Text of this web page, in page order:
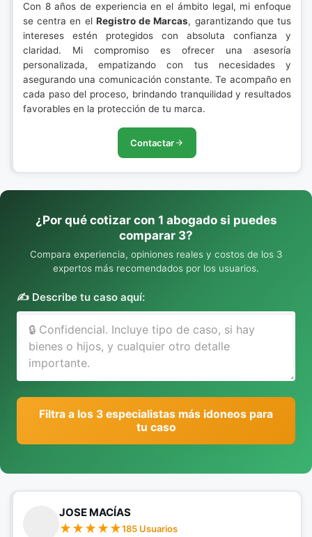
Con 8 años de experiencia en el ámbito legal, mi enfoque
se centra en el Registro de Marcas, garantizando que tus
intereses estén protegidos con absoluta confianza y
claridad. Mi compromiso es ofrecer una asesoría
personalizada, empatizando con tus necesidades y
asegurando una comunicación constante. Te acompaño en
cada paso del proceso, brindando tranquilidad y resultados
favorables en la protección de tu marca.
Contactar
¿Por qué cotizar con 1 abogado si puedes
comparar 3?
Compara experiencia, opiniones reales y costos de los 3
expertos más recomendados por los usuarios.
✍️ Describe tu caso aquí:
Filtra a los 3 especialistas más idoneos para
tu caso
JOSE MACÍAS
185 Usuarios